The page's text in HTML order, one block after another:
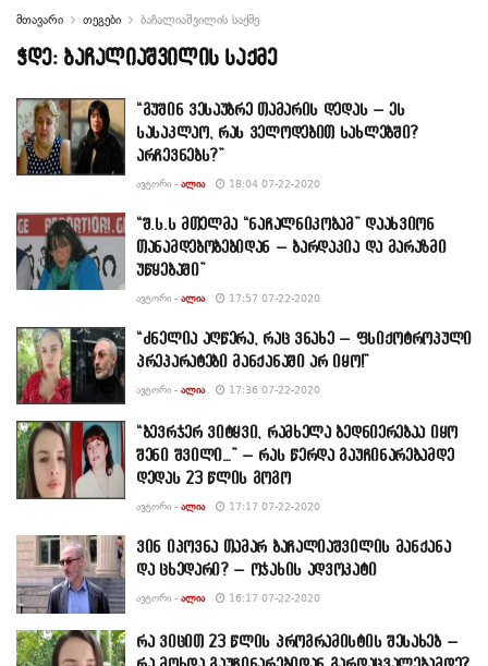
მთავარი თეგები ბაჩალიაშვილის საქმე
ჭდე: ბაჩალიაშვილის საქმე
“გუშინ ვესაუბრე თამარის დედას – ეს
სასაკლაო, რას ველოდებით სახლებში?
არჩევნებს?”
ᲐᲕᲢᲝᲠᲘ - ᲐᲚᲘᲐ 18:04 07-22-2020
“შ.ს.ს მთელმა “ნაჩალნიკობამ” დაახვიონ
თანამდებობებიდან – ბარდაკია და მარაზმი
უწყებაში”
ᲐᲕᲢᲝᲠᲘ - ᲐᲚᲘᲐ 17:57 07-22-2020
“ძნელია აღწერა, რაც ვნახე – ფსიქოტროპული
პრეპარატები მანქანაში არ იყო!”
ᲐᲕᲢᲝᲠᲘ - ᲐᲚᲘᲐ 17:36 07-22-2020
“ბევრჯერ ვიტყვი, რამხელა ბედნიერებაა იყო
შენი შვილი…” – რას წერდა გაუჩინარებამდე
დედას 23 წლის გოგო
ᲐᲕᲢᲝᲠᲘ - ᲐᲚᲘᲐ 17:17 07-22-2020
ვინ იპოვნა თამარ ბაჩალიაშვილის მანქანა
და ცხედარი? – ოჯახის ადვოკატი
ᲐᲕᲢᲝᲠᲘ - ᲐᲚᲘᲐ 16:17 07-22-2020
რა ვიცით 23 წლის პროგრამისტის შესახებ –